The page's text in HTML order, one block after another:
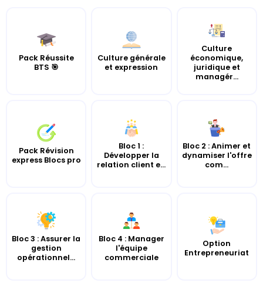
Pack Réussite
BTS 🎯
Culture générale
et expression
Culture
économique,
juridique et
managér...
Pack Révision
express Blocs pro
Bloc 1 :
Développer la
relation client e...
Bloc 2 : Animer et
dynamiser l'offre
com...
Bloc 3 : Assurer la
gestion
opérationnel...
Bloc 4 : Manager
l'équipe
commerciale
Option
Entrepreneuriat